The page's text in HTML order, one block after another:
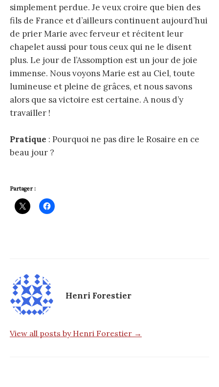
simplement perdue. Je veux croire que bien des
fils de France et d’ailleurs continuent aujourd’hui
de prier Marie avec ferveur et récitent leur
chapelet aussi pour tous ceux qui ne le disent
plus. Le jour de l’Assomption est un jour de joie
immense. Nous voyons Marie est au Ciel, toute
lumineuse et pleine de grâces, et nous savons
alors que sa victoire est certaine. A nous d’y
travailler !
Pratique : Pourquoi ne pas dire le Rosaire en ce
beau jour ?
Partager :
Henri Forestier
View all posts by Henri Forestier →